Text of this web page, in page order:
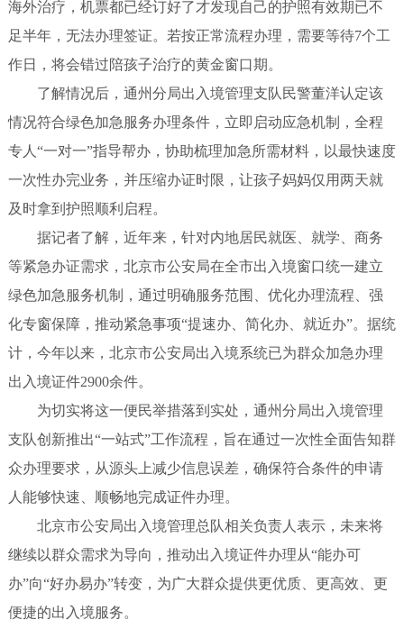
海外治疗，机票都已经订好了才发现自己的护照有效期已不
足半年，无法办理签证。若按正常流程办理，需要等待7个工
作日，将会错过陪孩子治疗的黄金窗口期。
了解情况后，通州分局出入境管理支队民警董洋认定该
情况符合绿色加急服务办理条件，立即启动应急机制，全程
专人“一对一”指导帮办，协助梳理加急所需材料，以最快速度
一次性办完业务，并压缩办证时限，让孩子妈妈仅用两天就
及时拿到护照顺利启程。
据记者了解，近年来，针对内地居民就医、就学、商务
等紧急办证需求，北京市公安局在全市出入境窗口统一建立
绿色加急服务机制，通过明确服务范围、优化办理流程、强
化专窗保障，推动紧急事项“提速办、简化办、就近办”。据统
计，今年以来，北京市公安局出入境系统已为群众加急办理
出入境证件2900余件。
为切实将这一便民举措落到实处，通州分局出入境管理
支队创新推出“一站式”工作流程，旨在通过一次性全面告知群
众办理要求，从源头上减少信息误差，确保符合条件的申请
人能够快速、顺畅地完成证件办理。
北京市公安局出入境管理总队相关负责人表示，未来将
继续以群众需求为导向，推动出入境证件办理从“能办可
办”向“好办易办”转变，为广大群众提供更优质、更高效、更
便捷的出入境服务。